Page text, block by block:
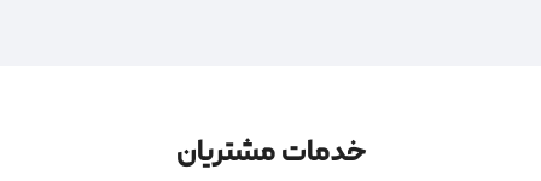
خدمات مشتریان